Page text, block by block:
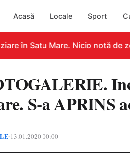
Acasă Locale Sport
în Satu Mare. Nicio notă de
S-a APRINS
•13.01.2020 00:00